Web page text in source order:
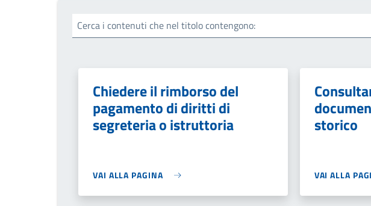
Cerca i contenuti che nel titolo contengono:
Chiedere il rimborso del
pagamento di diritti di
segreteria o istruttoria
VAI ALLA PAGINA
storico
VAI ALLA